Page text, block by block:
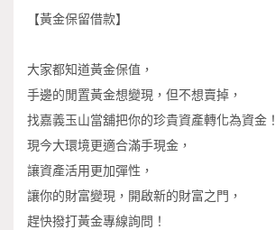
【黃金保留借款】
大家都知道黃金保值，
手邊的閒置黃金想變現，但不想賣掉，
找嘉義玉山當舖把你的珍貴資產轉化為資金！
現今大環境更適合滿手現金，
讓資產活用更加彈性，
讓你的財富變現，開啟新的財富之門，
趕快撥打黃金專線詢問！